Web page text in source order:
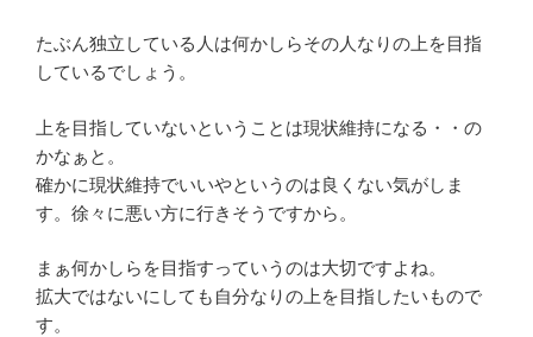
たぶん独立している人は何かしらその人なりの上を目指
しているでしょう。
上を目指していないということは現状維持になる・・の
かなぁと。
確かに現状維持でいいやというのは良くない気がしま
す。徐々に悪い方に行きそうですから。
まぁ何かしらを目指すっていうのは大切ですよね。
拡大ではないにしても自分なりの上を目指したいもので
す。